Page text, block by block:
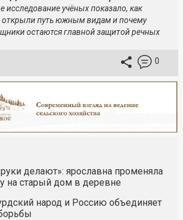
исследование учёных показало, как
путь южным видам и почему
остаются главной защитой речных
0
руки делают»: ярославна променяла
на старый дом в деревне
народ и Россию объединяет